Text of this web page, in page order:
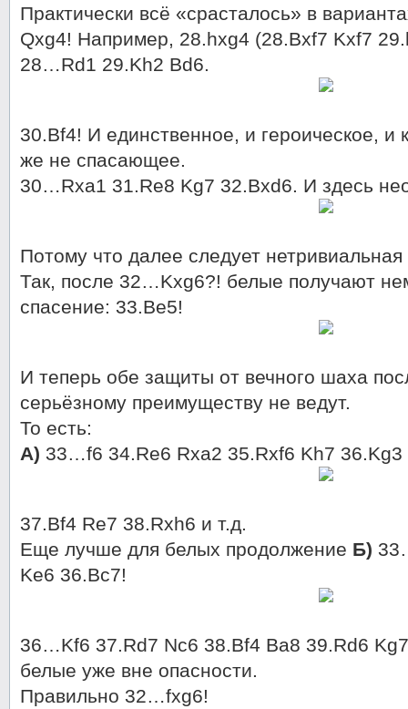
Практически всё «срасталось» в
Qxg4! Например, 28.hxg4 (28.Bxf7 Kxf7
28…Rd1 29.Kh2 Bd6.
30.Bf4! И единственное, и героическое, и
же не спасающее.
30…Rxa1 31.Re8 Kg7 32.Bxd6. И здесь
Потому что далее следует нетривиальная
Так, после 32…Kxg6?! белые получают
спасение: 33.Be5!
И теперь обе защиты от вечного шаха
серьёзному преимуществу не ведут.
То есть:
А) 33…f6 34.Re6 Rxa2 35.Rxf6 Kh7 36.Kg3
37.Bf4 Re7 38.Rxh6 и т.д.
Еще лучше для белых продолжение Б)
Ke6 36.Bc7!
36…Kf6 37.Rd7 Nc6 38.Bf4 Ba8 39.Rd6
белые уже вне опасности.
Правильно 32…fxg6!